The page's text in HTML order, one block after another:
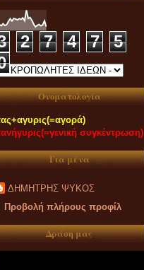
2 7 4 7
5
Ονοματολογία
συγκέντρωση)
Για μένα
ΔΗΜΗΤΡΗΣ ΨΥΚΟΣ
Προβολή πλήρους προφίλ
Δράση μας